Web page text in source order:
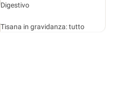
Digestivo
Tisana in gravidanza: tutto